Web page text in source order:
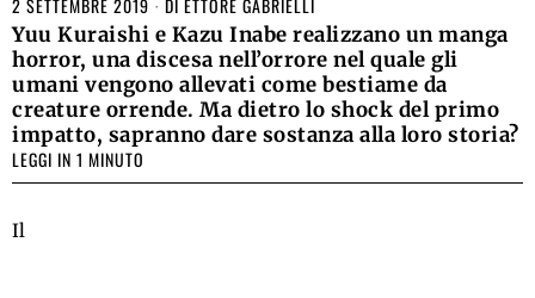
2 SETTEMBRE 2019 DI ETTORE GABRIELLI
Yuu Kuraishi e Kazu Inabe realizzano un manga
horror, una discesa nell’orrore nel quale gli
umani vengono allevati come bestiame da
creature orrende. Ma dietro lo shock del primo
impatto, sapranno dare sostanza alla loro storia?
LEGGI IN 1 MINUTO
Il